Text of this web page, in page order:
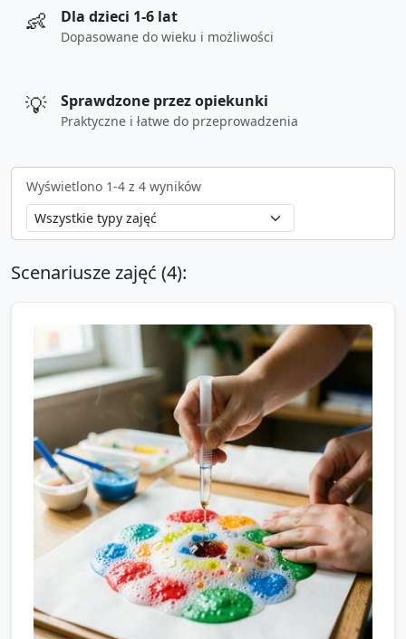
👶 Dla dzieci 1-6 lat
Dopasowane do wieku i możliwości
💡 Sprawdzone przez opiekunki
Praktyczne i łatwe do przeprowadzenia
Wyświetlono 1-4 z 4 wyników
Scenariusze zajęć (4):